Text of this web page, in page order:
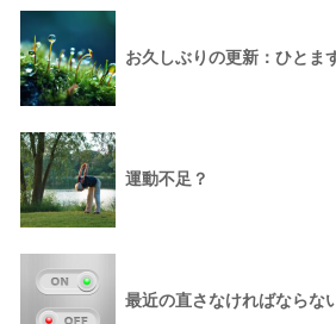
お久しぶりの更新：ひとま
運動不足？
最近の直さなければならな